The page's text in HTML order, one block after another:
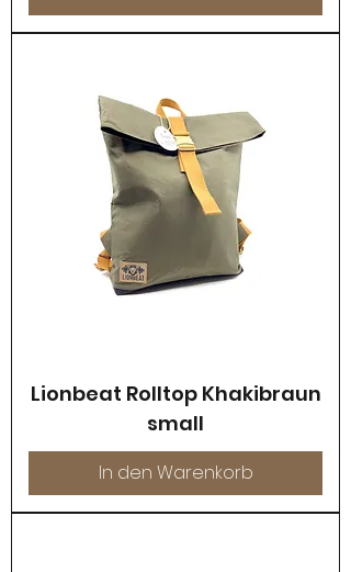
Lionbeat Rolltop Khakibraun
small
In den Warenkorb